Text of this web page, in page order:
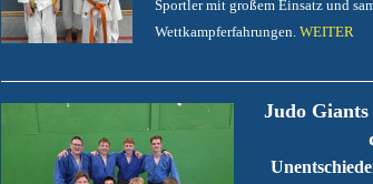
Sportler mit großem Einsatz und
Wettkampferfahrungen. WEITER
Judo